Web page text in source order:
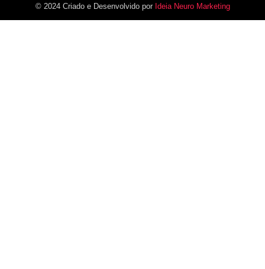
© 2024 Criado e Desenvolvido por Ideia Neuro Marketing